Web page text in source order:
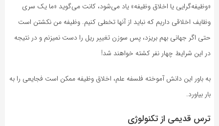
«وظیفه‌گرایی یا اخلاق وظیفه» یاد می‌شود، کانت می‌گوید «ما یک سری
وظایف اخلاقی داریم که نباید از آنها تخطی کنیم. وظیفه من نکشتن است
حتی اگر جهانی بهم بریزد، پس سوزن تغییر ریل را دست نمیزنم و در نتیجه
در این شرایط چهار نفر کشته خواهند شد!
به باور این دانش آموخته فلسفه علم، اخلاق وظیفه ممکن است فجایعی را به
بار بیاورد.
ترس قدیمی از تکنولوژی